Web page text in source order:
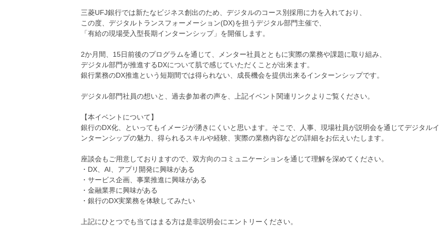
三菱UFJ銀行では新たなビジネス創出のため、デジタルのコース別採用に力を入れており、
この度、デジタルトランスフォーメーション(DX)を担うデジタル部門主催で、
「有給の現場受入型長期インターンシップ」を開催します。
2か月間、15日前後のプログラムを通じて、メンター社員とともに実際の業務や課題に取り組み、
デジタル部門が推進するDXについて肌で感じていただくことが出来ます。
銀行業務のDX推進という短期間では得られない、成長機会を提供出来るインターンシップです。
デジタル部門社員の想いと、過去参加者の声を、上記イベント関連リンクよりご覧ください。
【本イベントについて】
銀行のDX化、といってもイメージが湧きにくいと思います。そこで、人事、現場社員が説明会を通じてデジタルイ
ンターンシップの魅力、得られるスキルや経験、実際の業務内容などの詳細をお伝えいたします。
座談会もご用意しておりますので、双方向のコミュニケーションを通じて理解を深めてください。
・DX、AI、アプリ開発に興味がある
・サービス企画、事業推進に興味がある
・金融業界に興味がある
・銀行のDX実業務を体験してみたい
上記にひとつでも当てはまる方は是非説明会にエントリーください。